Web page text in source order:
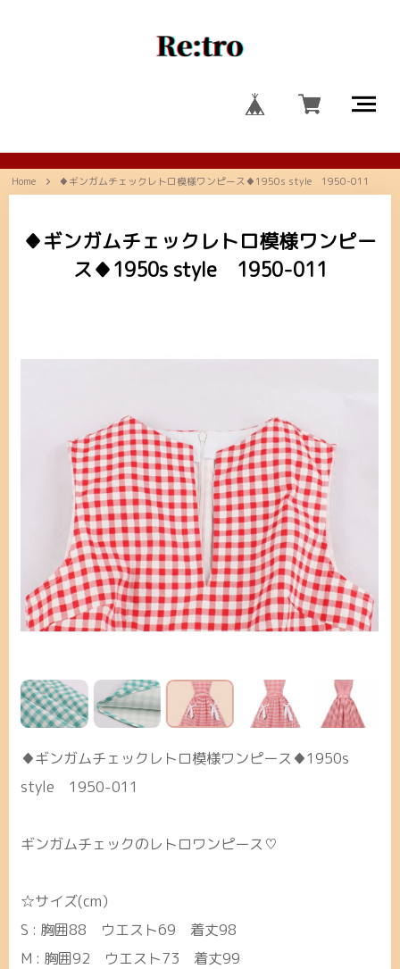
Home ♦ギンガムチェックレトロ模様ワンピース♦1950s style 1950-011
♦ギンガムチェックレトロ模様ワンピー
ス♦1950s style 1950-011
♦ギンガムチェックレトロ模様ワンピース♦1950s
style 1950-011
ギンガムチェックのレトロワンピース♡
☆サイズ(cm）
S : 胸囲88 ウエスト69 着丈98
M : 胸囲92 ウエスト73 着丈99